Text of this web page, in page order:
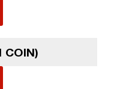
COIN)